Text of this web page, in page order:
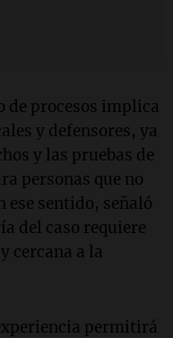
de procesos implica
y defensores, ya
y las pruebas de
personas que no
ese sentido, señaló
del caso requiere
cercana a la
permitirá